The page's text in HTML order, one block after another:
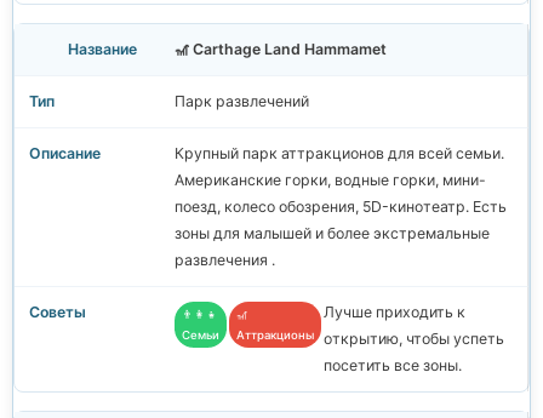
🎢 Carthage Land Hammamet
Парк развлечений
Крупный парк аттракционов для всей семьи.
Американские горки, водные горки, мини-
поезд, колесо обозрения, 5D-кинотеатр. Есть
зоны для малышей и более экстремальные
развлечения .
👨‍👩‍👧
Семьи
🎢
Аттракционы
Лучше приходить к
открытию, чтобы успеть
посетить все зоны.